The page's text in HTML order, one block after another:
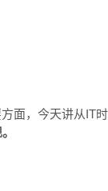
面，今天讲从IT